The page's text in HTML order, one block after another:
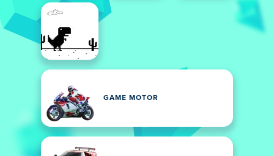
GAME MOTOR